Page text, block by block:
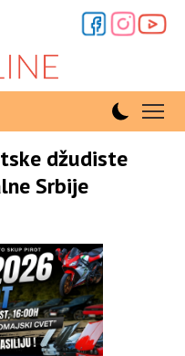
džudiste
Srbije